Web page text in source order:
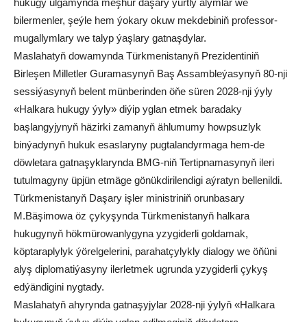
hukugy ulgamynda meşhur daşary ýurtly alymlar we
bilermenler, şeýle hem ýokary okuw mekdebiniň professor-
mugallymlary we talyp ýaşlary gatnaşdylar.
Maslahatyň dowamynda Türkmenistanyň Prezidentiniň
Birleşen Milletler Guramasynyň Baş Assambleýasynyň 80-nji
sessiýasynyň belent münberinden öňe süren 2028-nji ýyly
«Halkara hukugy ýyly» diýip yglan etmek baradaky
başlangyjynyň häzirki zamanyň ählumumy howpsuzlyk
binýadynyň hukuk esaslaryny pugtalandyrmaga hem-de
döwletara gatnaşyklarynda BMG-niň Tertipnamasynyň ileri
tutulmagyny üpjün etmäge gönükdirilendigi aýratyn bellenildi.
Türkmenistanyň Daşary işler ministriniň orunbasary
M.Bäşimowa öz çykyşynda Türkmenistanyň halkara
hukugynyň hökmürowanlygyna yzygiderli goldamak,
köptaraplylyk ýörelgelerini, parahatçylykly dialogy we öňüni
alyş diplomatiýasyny ilerletmek ugrunda yzygiderli çykyş
edýändigini nygtady.
Maslahatyň ahyrynda gatnaşyjylar 2028-nji ýylyň «Halkara